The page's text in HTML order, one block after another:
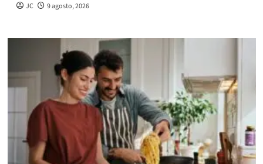
JC 9 agosto, 2026